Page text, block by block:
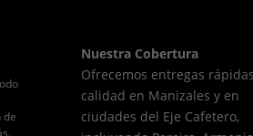
de
Nuestra Cobertura
Ofrecemos entregas
calidad en Manizales y en
ciudades del Eje Cafetero,